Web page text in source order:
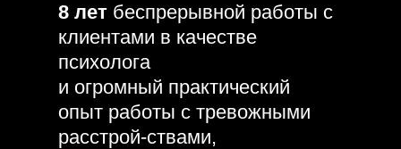
8 лет беспрерывной работы с
клиентами в качестве
психолога
и огромный практический
опыт работы с тревожными
расстрой-ствами,